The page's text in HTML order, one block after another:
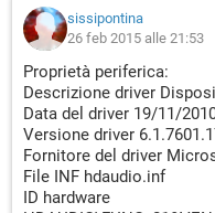
sissipontina
26 feb 2015 alle 21:53
Proprietà periferica:
Descrizione driver
Data del driver 19/11/
Versione driver
Fornitore del driver
File INF hdaudio.inf
ID hardware